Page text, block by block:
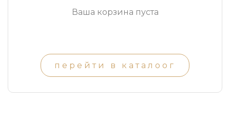
Ваша корзина пуста
перейти в каталоог